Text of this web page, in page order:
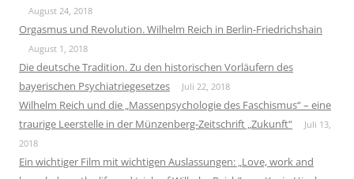
August 24, 2018
Orgasmus und Revolution. Wilhelm Reich in Berlin-Friedrichshain
August 1, 2018
Die deutsche Tradition. Zu den historischen Vorläufern des
bayerischen Psychiatriegesetzes
Juli 22, 2018
Wilhelm Reich und die „Massenpsychologie des Faschismus“ – eine
traurige Leerstelle in der Münzenberg-Zeitschrift „Zukunft“
Juli 13,
2018
Ein wichtiger Film mit wichtigen Auslassungen: „Love, work and